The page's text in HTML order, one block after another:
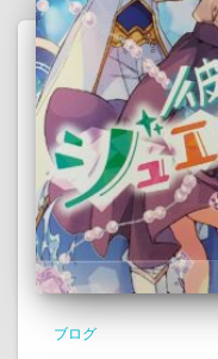
ブログ